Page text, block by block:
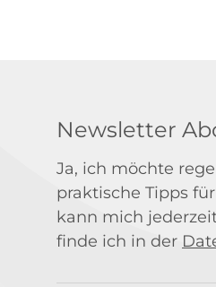
Newsletter
Ja, ich möchte
praktische Tipps
kann mich
finde ich in der